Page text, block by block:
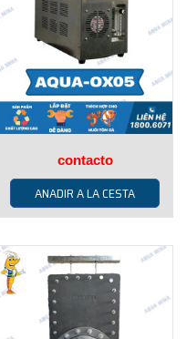
contacto
ANADIR A LA CESTA